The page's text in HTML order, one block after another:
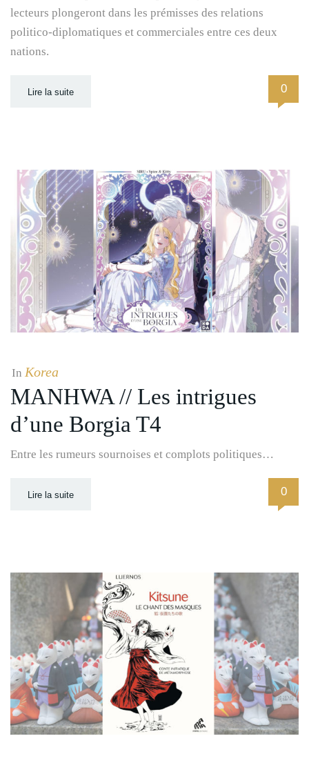
lecteurs plongeront dans les prémisses des relations
politico-diplomatiques et commerciales entre ces deux
nations.
Lire la suite 0
In Korea
MANHWA // Les intrigues
d’une Borgia T4
Entre les rumeurs sournoises et complots politiques…
Lire la suite 0